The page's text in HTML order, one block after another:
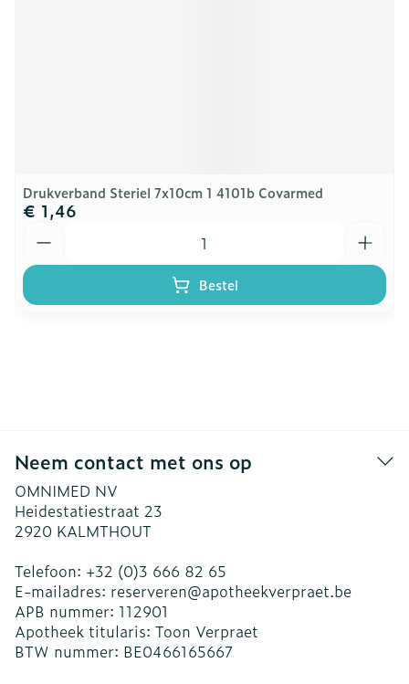
Drukverband Steriel 7x10cm 1 4101b Covarmed
€ 1,46
Bestel
Neem contact met ons op
OMNIMED NV
Heidestatiestraat 23
2920 KALMTHOUT
Telefoon: +32 (0)3 666 82 65
E-mailadres: reserveren@apotheekverpraet.be
APB nummer: 112901
Apotheek titularis: Toon Verpraet
BTW nummer: BE0466165667